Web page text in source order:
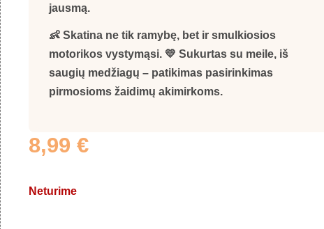
jausmą.
👶 Skatina ne tik ramybę, bet ir smulkiosios
motorikos vystymąsi. 💛 Sukurtas su meile, iš
saugių medžiagų – patikimas pasirinkimas
pirmosioms žaidimų akimirkoms.
8,99€
Neturime